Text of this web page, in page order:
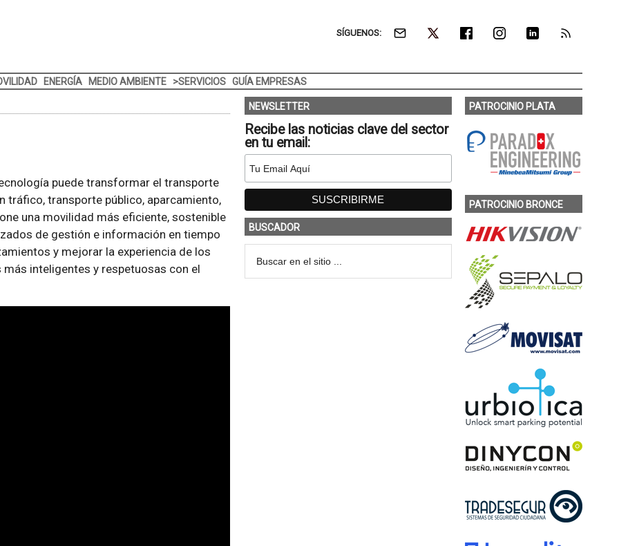
SÍGUENOS:
ENERGÍA MEDIO AMBIENTE >SERVICIOS GUÍA EMPRESAS
puede transformar el transporte
tráfico, transporte público, aparcamiento,
una movilidad más eficiente, sostenible
de gestión e información en tiempo
y mejorar la experiencia de los
inteligentes y respetuosas con el
NEWSLETTER
Recibe las noticias clave del sector
en tu email:
BUSCADOR
PATROCINIO PLATA
PATROCINIO BRONCE